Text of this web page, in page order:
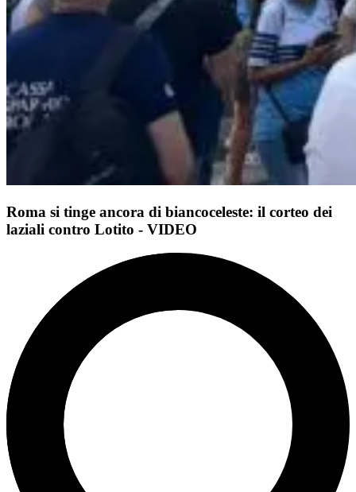
Roma si tinge ancora di biancoceleste: il corteo dei
laziali contro Lotito - VIDEO